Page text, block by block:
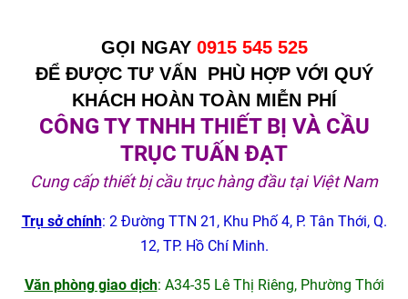
GỌI NGAY 0915 545 525
ĐỂ ĐƯỢC TƯ VẤN PHÙ HỢP VỚI QUÝ
KHÁCH HOÀN TOÀN MIỄN PHÍ
CÔNG TY TNHH THIẾT BỊ VÀ CẦU
TRỤC TUẤN ĐẠT
Cung cấp thiết bị cầu trục hàng đầu tại Việt Nam
Trụ sở chính: 2 Đường TTN 21, Khu Phố 4, P. Tân Thới, Q.
12, TP. Hồ Chí Minh.
Văn phòng giao dịch: A34-35 Lê Thị Riêng, Phường Thới